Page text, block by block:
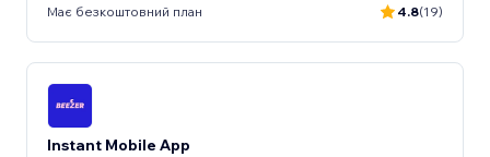
Має безкоштовний план 4.8(19)
Instant Mobile App